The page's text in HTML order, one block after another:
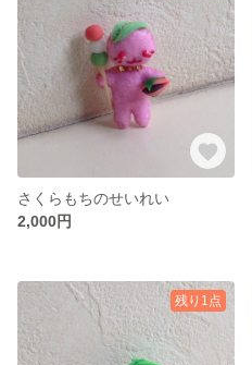
さくらもちのせいれい
2,000円
残り1点